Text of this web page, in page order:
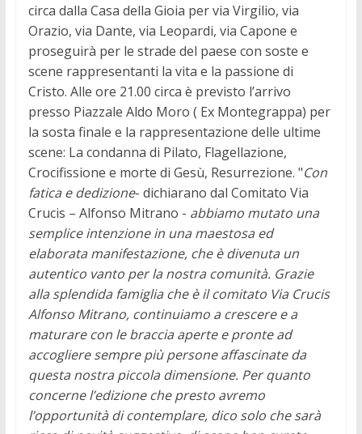
circa dalla Casa della Gioia per via Virgilio, via
Orazio, via Dante, via Leopardi, via Capone e
proseguirà per le strade del paese con soste e
scene rappresentanti la vita e la passione di
Cristo. Alle ore 21.00 circa è previsto l’arrivo
presso Piazzale Aldo Moro ( Ex Montegrappa) per
la sosta finale e la rappresentazione delle ultime
scene: La condanna di Pilato, Flagellazione,
Crocifissione e morte di Gesù, Resurrezione. "Con
fatica e dedizione- dichiarano dal Comitato Via
Crucis – Alfonso Mitrano - abbiamo mutato una
semplice intenzione in una maestosa ed
elaborata manifestazione, che è divenuta un
autentico vanto per la nostra comunità. Grazie
alla splendida famiglia che è il comitato Via Crucis
Alfonso Mitrano, continuiamo a crescere e a
maturare con le braccia aperte e pronte ad
accogliere sempre più persone affascinate da
questa nostra piccola dimensione. Per quanto
concerne l’edizione che presto avremo
l’opportunità di contemplare, dico solo che sarà